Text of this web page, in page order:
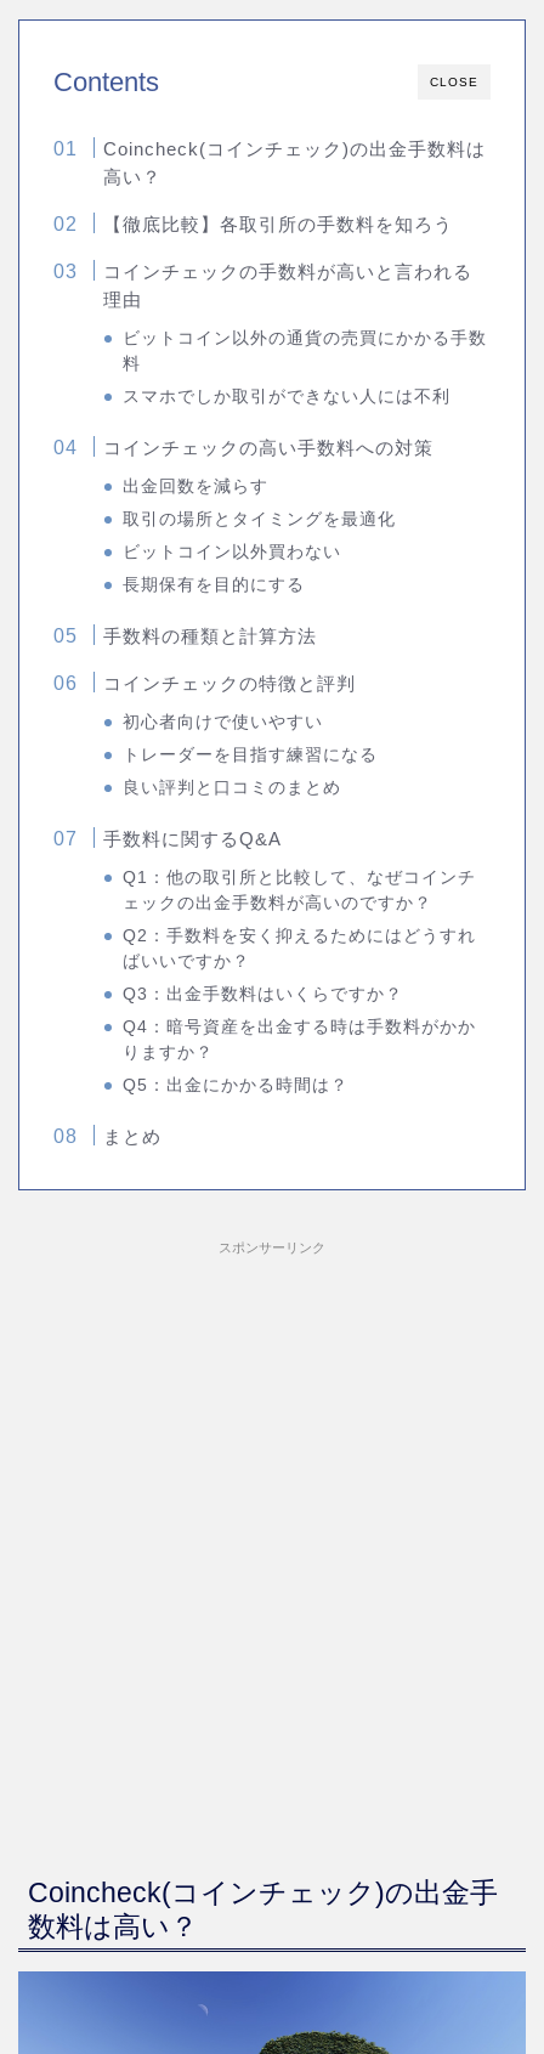
CLOSE
Contents
Coincheck(コインチェック)の出金手数料は
高い？
【徹底比較】各取引所の手数料を知ろう
コインチェックの手数料が高いと言われる
理由
ビットコイン以外の通貨の売買にかかる手数
料
スマホでしか取引ができない人には不利
コインチェックの高い手数料への対策
出金回数を減らす
取引の場所とタイミングを最適化
ビットコイン以外買わない
長期保有を目的にする
手数料の種類と計算方法
コインチェックの特徴と評判
初心者向けで使いやすい
トレーダーを目指す練習になる
良い評判と口コミのまとめ
手数料に関するQ&A
Q1：他の取引所と比較して、なぜコインチ
ェックの出金手数料が高いのですか？
Q2：手数料を安く抑えるためにはどうすれ
ばいいですか？
Q3：出金手数料はいくらですか？
Q4：暗号資産を出金する時は手数料がかか
りますか？
Q5：出金にかかる時間は？
まとめ
スポンサーリンク
Coincheck(コインチェック)の出金手
数料は高い？